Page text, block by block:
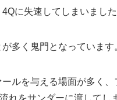
に失速してしまいました
多く鬼門となっています
ルを与える場面が多く
れをサンダーに渡してし